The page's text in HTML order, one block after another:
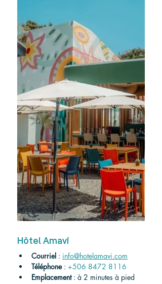
Hôtel Amavi
Courriel : info@hotelamavi.com
Téléphone : +506 8472 8116
Emplacement : à 2 minutes à pied